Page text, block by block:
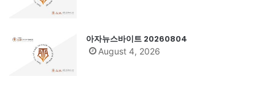
아자뉴스바이트 20260804
August 4, 2026